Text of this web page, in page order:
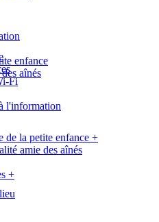
enfance
aînés
Fi
l'information
de la petite enfance +
amie des aînés
+